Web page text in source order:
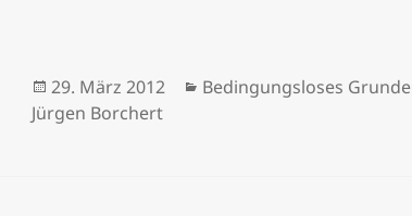
Veröffentlicht
am
29. März 2012 Kategorien
Bedingungsloses
Jürgen Borchert